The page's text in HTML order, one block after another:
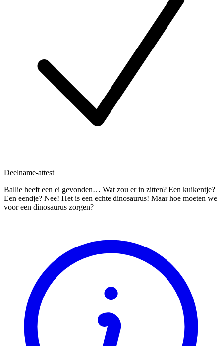
Deelname-attest
Ballie heeft een ei gevonden… Wat zou er in zitten? Een kuikentje?
Een eendje? Nee! Het is een echte dinosaurus! Maar hoe moeten we
voor een dinosaurus zorgen?